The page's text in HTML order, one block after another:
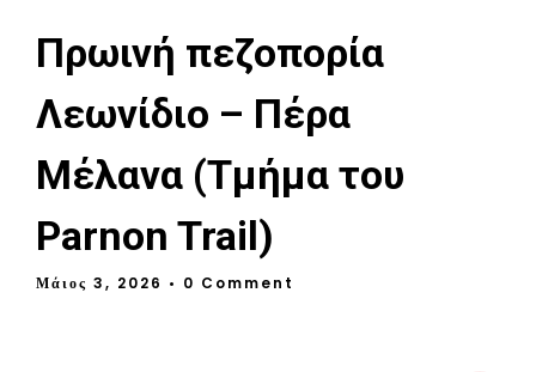
Πρωινή πεζοπορία
Λεωνίδιο – Πέρα
Μέλανα (Τμήμα του
Parnon Trail)
Μάιος 3, 2026 • 0 Comment